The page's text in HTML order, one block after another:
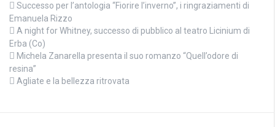
Successo per l’antologia “Fiorire l’inverno”, i ringraziamenti di
Emanuela Rizzo
A night for Whitney, successo di pubblico al teatro Licinium di
Erba (Co)
Michela Zanarella presenta il suo romanzo “Quell’odore di
resina”
Agliate e la bellezza ritrovata